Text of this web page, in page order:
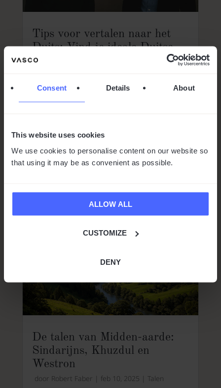
Consent Details About
This website uses cookies
We use cookies to personalise content on our website so
that using it may be as convenient as possible.
ALLOW ALL
CUSTOMIZE
DENY
Tips voor vertalen naar het
Duits: Vind je ideale Duitse
vertaler
11 min leestijd
verwarring niet zou opmerken? Of misschien
zakenpartner ontvangen en moet je dez...
Lees meer
De talen van Midden-aarde:
Sindarijns, Khuzdul en
Westron
door Robert Faber feb 10, 2025
Talen